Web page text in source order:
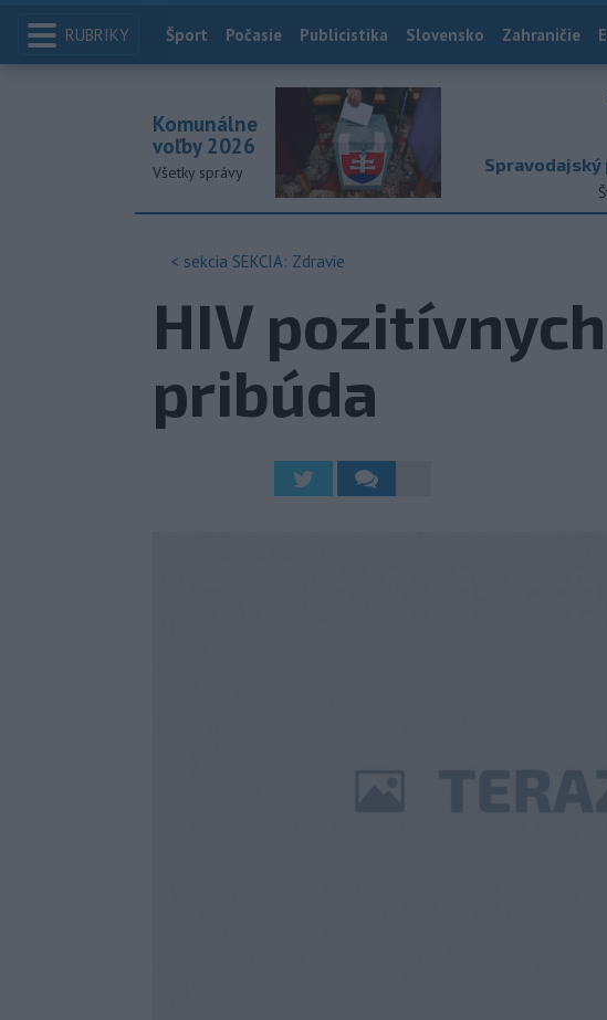
RUBRIKY Index
Šport Počasie Publicistika Slovensko Zahraničie
Komunálne
voľby 2026
Všetky správy
< sekcia SEKCIA: Zdravie
HIV
pribúda